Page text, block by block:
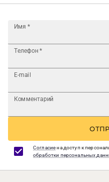
Имя *
Телефон *
E-mail
Комментарий
Согласиена доступ к
обработки персональных